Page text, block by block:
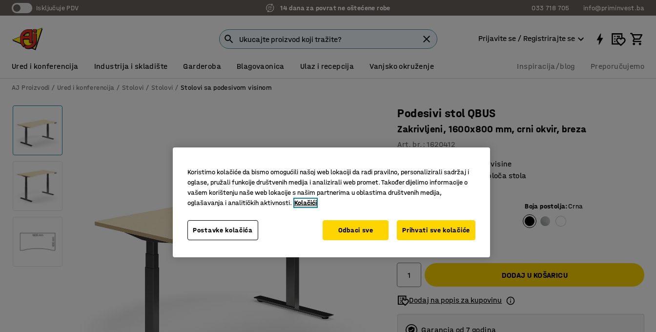
Isključuje PDV 14 dana za povrat ne oštećene robe 033 718 705 info@priminvest.ba
Prijavite se / Registrirajte se
Ured i konferencija Industrija i skladište Garderoba Blagovaonica Ulaz i recepcija Vanjsko okruženje Inspiracija/blog Preporučujemo
AJ Proizvodi Ured i konferencija Stolovi Stolovi Stolovi sa podesivom visinom
Podesivi stol QBUS
Zakrivljeni, 1600x800 mm, crni okvir, breza
Art. br. :1620412
Funkcija memorije za tri visine
Ergonomski oblikovana ploča stola
Zaštitni mehanizam
Boja postolja:Crna
948,00 KM
DODAJ U KOŠARICU
Dodaj na popis za kupovinu
Garancja od 7 godina
Koristimo kolačiće da bismo omogućili našoj web lokaciji da radi pravilno, personalizirali sadržaj i
oglase, pružali funkcije društvenih medija i analizirali web promet. Također dijelimo informacije o
vašem korištenju naše web lokacije s našim partnerima u oblastima društvenih medija,
oglašavanja i analitičkih aktivnosti. Kolačići
Postavke kolačića Odbaci sve Prihvati sve kolačiće